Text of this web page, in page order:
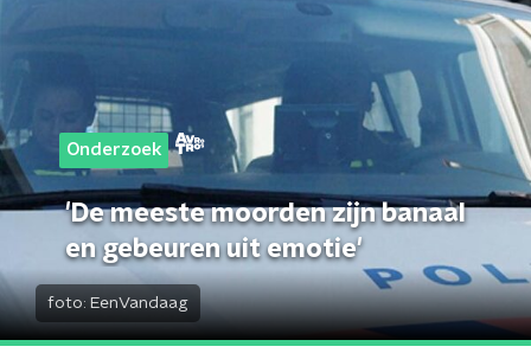
Onderzoek
'De meeste moorden zijn banaal
en gebeuren uit emotie'
foto: EenVandaag